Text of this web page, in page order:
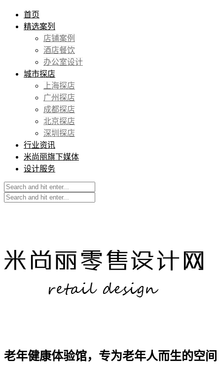
首页
精选案列
店铺案例
酒店餐饮
办公室设计
城市探店
上海探店
广州探店
成都探店
北京探店
深圳探店
行业资讯
米尚丽旗下媒体
设计服务
老年健康体验馆，专为老年人而生的空间